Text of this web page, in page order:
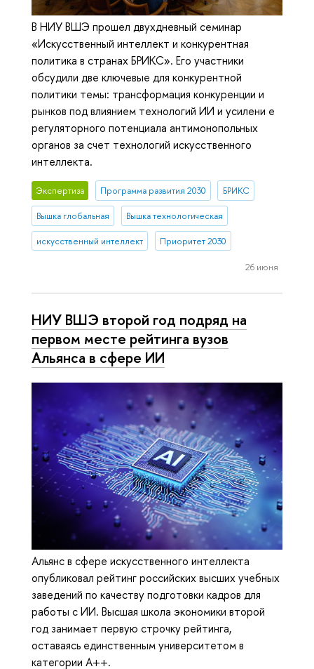
В НИУ ВШЭ прошел двухдневный семинар
«Искусственный интеллект и конкурентная
политика в странах БРИКС». Его участники
обсудили две ключевые для конкурентной
политики темы: трансформация конкуренции и
рынков под влиянием технологий ИИ и усилени е
регуляторного потенциала антимонопольных
органов за счет технологий искусственного
интеллекта.
Экспертиза Программа развития 2030 БРИКС
Вышка глобальная Вышка технологическая
искусственный интеллект Приоритет 2030
26 июня
НИУ ВШЭ второй год подряд на
первом месте рейтинга вузов
Альянса в сфере ИИ
Альянс в сфере искусственного интеллекта
опубликовал рейтинг российских высших учебных
заведений по качеству подготовки кадров для
работы с ИИ. Высшая школа экономики второй
год занимает первую строчку рейтинга,
оставаясь единственным университетом в
категории A++.